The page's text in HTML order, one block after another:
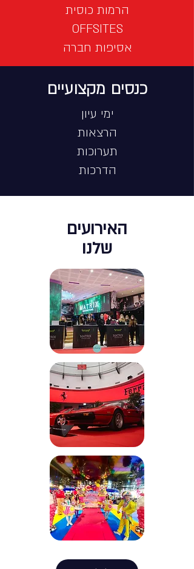
הרמות כוסית
OFFSITES
אסיפות חברה
כנסים מקצועיים
ימי עיון
הרצאות
תערוכות
הדרכות
האירועים
שלנו